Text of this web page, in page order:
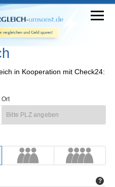
in Kooperation mit Check24: